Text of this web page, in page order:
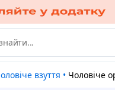
Чоловіче взуття • Чоловіче